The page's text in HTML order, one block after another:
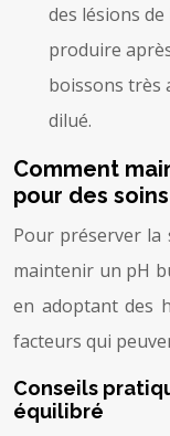
des lésions
produire
boissons très
dilué.
Comment
pour des
Pour préserver la
maintenir un pH
en adoptant des
facteurs qui
Conseils
équilibré